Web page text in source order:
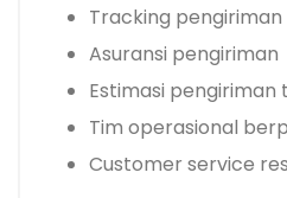
Tracking
Asuransi pengiriman
Estimasi pengiriman
Tim operasional
Customer service